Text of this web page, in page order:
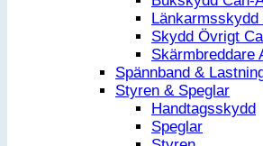
Länkarmsskydd
Skydd Övrigt
Skärmbreddare
Spännband &
Styren & Speglar
Handtagsskydd
Speglar